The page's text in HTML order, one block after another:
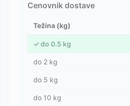
Cenovnik dostave
Težina (kg)
✓ do 0.5 kg
do 2 kg
do 5 kg
do 10 kg